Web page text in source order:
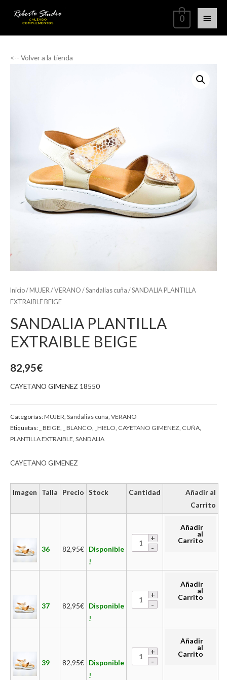
0
<-- Volver a la tienda
Inicio/ MUJER /VERANO /Sandalias cuña / SANDALIA PLANTILLA
EXTRAIBLE BEIGE
SANDALIA PLANTILLA
EXTRAIBLE BEIGE
82,95€
CAYETANO GIMENEZ 18550
Categorías:MUJER Sandalias cuña VERANO
Etiquetas: _ BEIGE _ BLANCO _HIELO CAYETANO GIMENEZ CUÑA
PLANTILLA EXTRAIBLE SANDALIA
CAYETANO GIMENEZ
Imagen Talla Precio Stock Cantidad
Añadir al
Carrito
36 82,95€ Disponible
!
Añadir
al
Carrito
37 82,95€ Disponible
!
Añadir
al
Carrito
39 82,95€ Disponible
!
Añadir
al
Carrito